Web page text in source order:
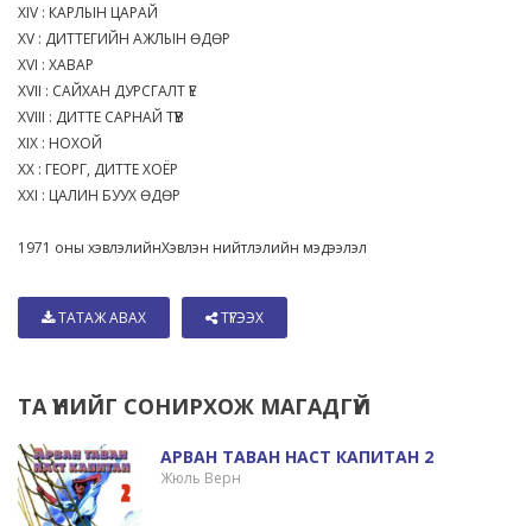
XIV : КАРЛЫН ЦАРАЙ
XV : ДИТТЕГИЙН АЖЛЫН ӨДӨР
XVI : ХАВАР
XVII : САЙХАН ДУРСГАЛТ ҮЕ
XVIII : ДИТТЕ САРНАЙ ТҮҮВ
XIX : НОХОЙ
XX : ГЕОРГ, ДИТТЕ ХОЁР
XXI : ЦАЛИН БУУХ ӨДӨР
1971 оны хэвлэлийнХэвлэн нийтлэлийн мэдээлэл
ТАТАЖ АВАХ ТҮГЭЭХ
ТА ҮҮНИЙГ СОНИРХОЖ МАГАДГҮЙ
АРВАН ТАВАН НАСТ КАПИТАН 2
Жюль Верн